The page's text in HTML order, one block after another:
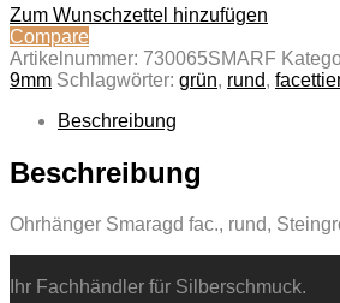
Zum Wunschzettel hinzufügen
Compare
Artikelnummer: 730065SMARF
9mm Schlagwörter: grün, rund,
Beschreibung
Beschreibung
Ohrhänger Smaragd fac., rund,
Ihr Fachhändler für Silberschmuck.